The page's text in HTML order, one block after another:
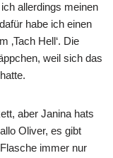
allerdings meinen
habe ich einen
‚Tach Hell‘. Die
weil sich das
aber Janina hats
Oliver, es gibt
immer nur